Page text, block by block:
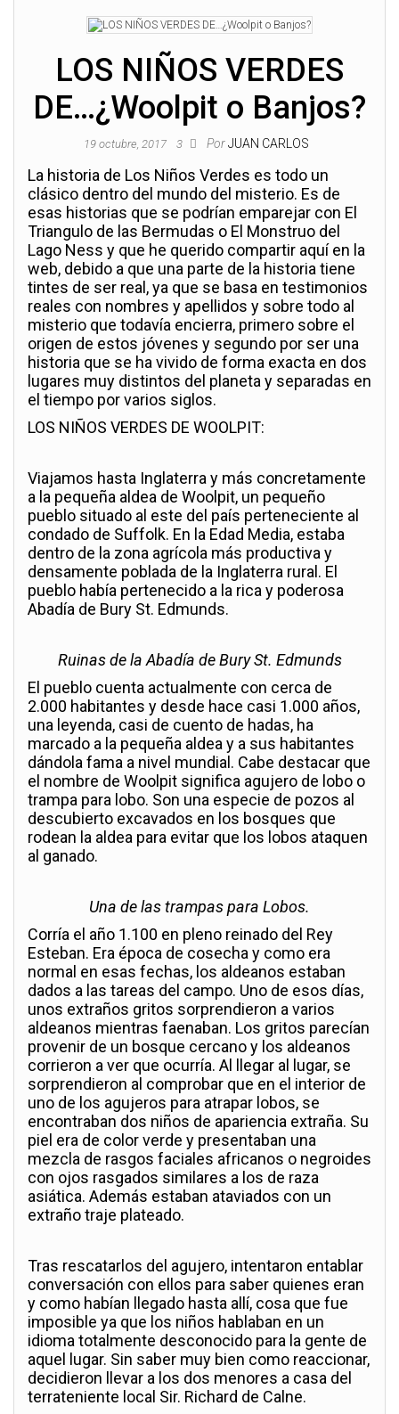
LOS NIÑOS VERDES
DE…¿Woolpit o Banjos?
19 octubre, 2017 3 Por JUAN CARLOS
La historia de Los Niños Verdes es todo un
clásico dentro del mundo del misterio. Es de
esas historias que se podrían emparejar con El
Triangulo de las Bermudas o El Monstruo del
Lago Ness y que he querido compartir aquí en la
web, debido a que una parte de la historia tiene
tintes de ser real, ya que se basa en testimonios
reales con nombres y apellidos y sobre todo al
misterio que todavía encierra, primero sobre el
origen de estos jóvenes y segundo por ser una
historia que se ha vivido de forma exacta en dos
lugares muy distintos del planeta y separadas en
el tiempo por varios siglos.
LOS NIÑOS VERDES DE WOOLPIT:
Viajamos hasta Inglaterra y más concretamente
a la pequeña aldea de Woolpit, un pequeño
pueblo situado al este del país perteneciente al
condado de Suffolk. En la Edad Media, estaba
dentro de la zona agrícola más productiva y
densamente poblada de la Inglaterra rural. El
pueblo había pertenecido a la rica y poderosa
Abadía de Bury St. Edmunds.
Ruinas de la Abadía de Bury St. Edmunds
El pueblo cuenta actualmente con cerca de
2.000 habitantes y desde hace casi 1.000 años,
una leyenda, casi de cuento de hadas, ha
marcado a la pequeña aldea y a sus habitantes
dándola fama a nivel mundial. Cabe destacar que
el nombre de Woolpit significa agujero de lobo o
trampa para lobo. Son una especie de pozos al
descubierto excavados en los bosques que
rodean la aldea para evitar que los lobos ataquen
al ganado.
Una de las trampas para Lobos.
Corría el año 1.100 en pleno reinado del Rey
Esteban. Era época de cosecha y como era
normal en esas fechas, los aldeanos estaban
dados a las tareas del campo. Uno de esos días,
unos extraños gritos sorprendieron a varios
aldeanos mientras faenaban. Los gritos parecían
provenir de un bosque cercano y los aldeanos
corrieron a ver que ocurría. Al llegar al lugar, se
sorprendieron al comprobar que en el interior de
uno de los agujeros para atrapar lobos, se
encontraban dos niños de apariencia extraña. Su
piel era de color verde y presentaban una
mezcla de rasgos faciales africanos o negroides
con ojos rasgados similares a los de raza
asiática. Además estaban ataviados con un
extraño traje plateado.
Tras rescatarlos del agujero, intentaron entablar
conversación con ellos para saber quienes eran
y como habían llegado hasta allí, cosa que fue
imposible ya que los niños hablaban en un
idioma totalmente desconocido para la gente de
aquel lugar. Sin saber muy bien como reaccionar,
decidieron llevar a los dos menores a casa del
terrateniente local Sir. Richard de Calne.